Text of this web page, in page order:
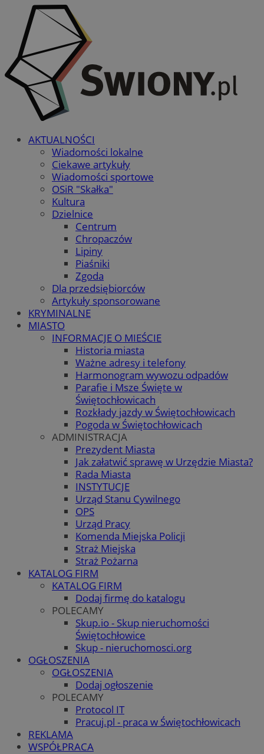
AKTUALNOŚCI
Wiadomości lokalne
Ciekawe artykuły
Wiadomości sportowe
OSiR "Skałka"
Kultura
Dzielnice
Centrum
Chropaczów
Lipiny
Piaśniki
Zgoda
Dla przedsiębiorców
Artykuły sponsorowane
KRYMINALNE
MIASTO
INFORMACJE O MIEŚCIE
Historia miasta
Ważne adresy i telefony
Harmonogram wywozu odpadów
Parafie i Msze Święte w
Świętochłowicach
Rozkłady jazdy w Świętochłowicach
Pogoda w Świętochłowicach
ADMINISTRACJA
Prezydent Miasta
Jak załatwić sprawę w Urzędzie Miasta?
Rada Miasta
INSTYTUCJE
Urząd Stanu Cywilnego
OPS
Urząd Pracy
Komenda Miejska Policji
Straż Miejska
Straż Pożarna
KATALOG FIRM
KATALOG FIRM
Dodaj firmę do katalogu
POLECAMY
Skup.io - Skup nieruchomości
Świętochłowice
Skup - nieruchomosci.org
OGŁOSZENIA
OGŁOSZENIA
Dodaj ogłoszenie
POLECAMY
Protocol IT
Pracuj.pl - praca w Świętochłowicach
REKLAMA
WSPÓŁPRACA